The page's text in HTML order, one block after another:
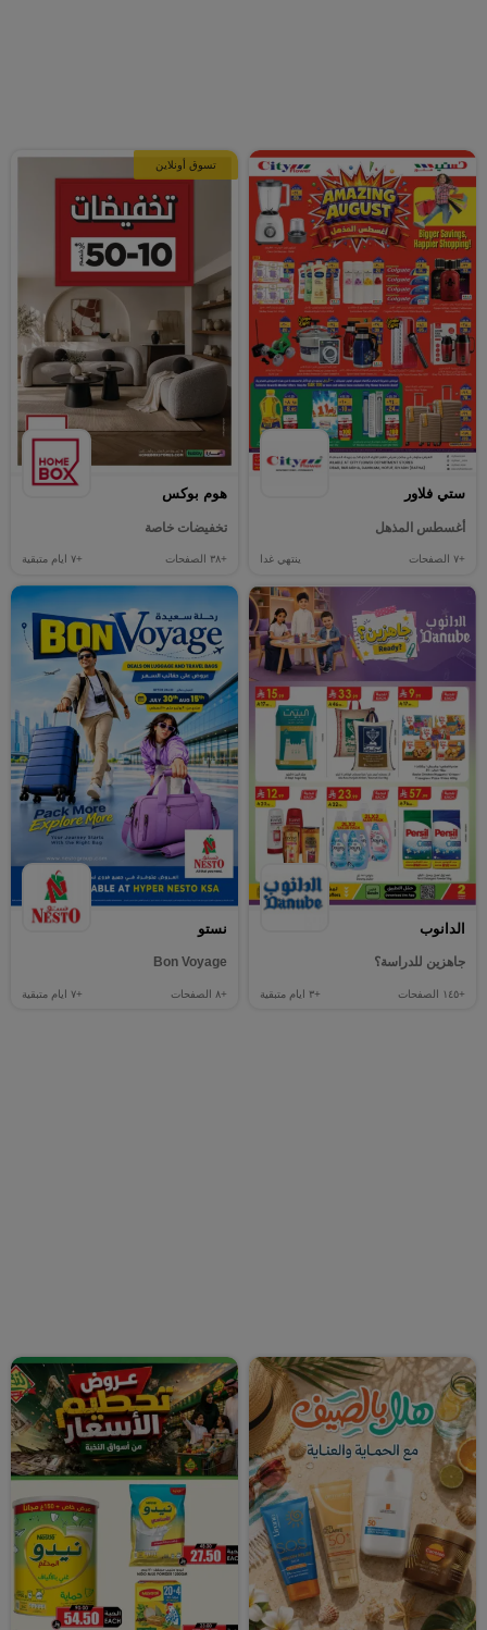
ستي فلاور
أغسطس المذهل
+٧ الصفحات ينتهي غدا
تسوق أونلاين
هوم بوكس
تخفيضات خاصة
+٣٨ الصفحات +٧ ايام متبقية
الدانوب
جاهزين للدراسة؟
+١٤٥ الصفحات +٣ ايام متبقية
نستو
Bon Voyage
+٨ الصفحات +٧ ايام متبقية